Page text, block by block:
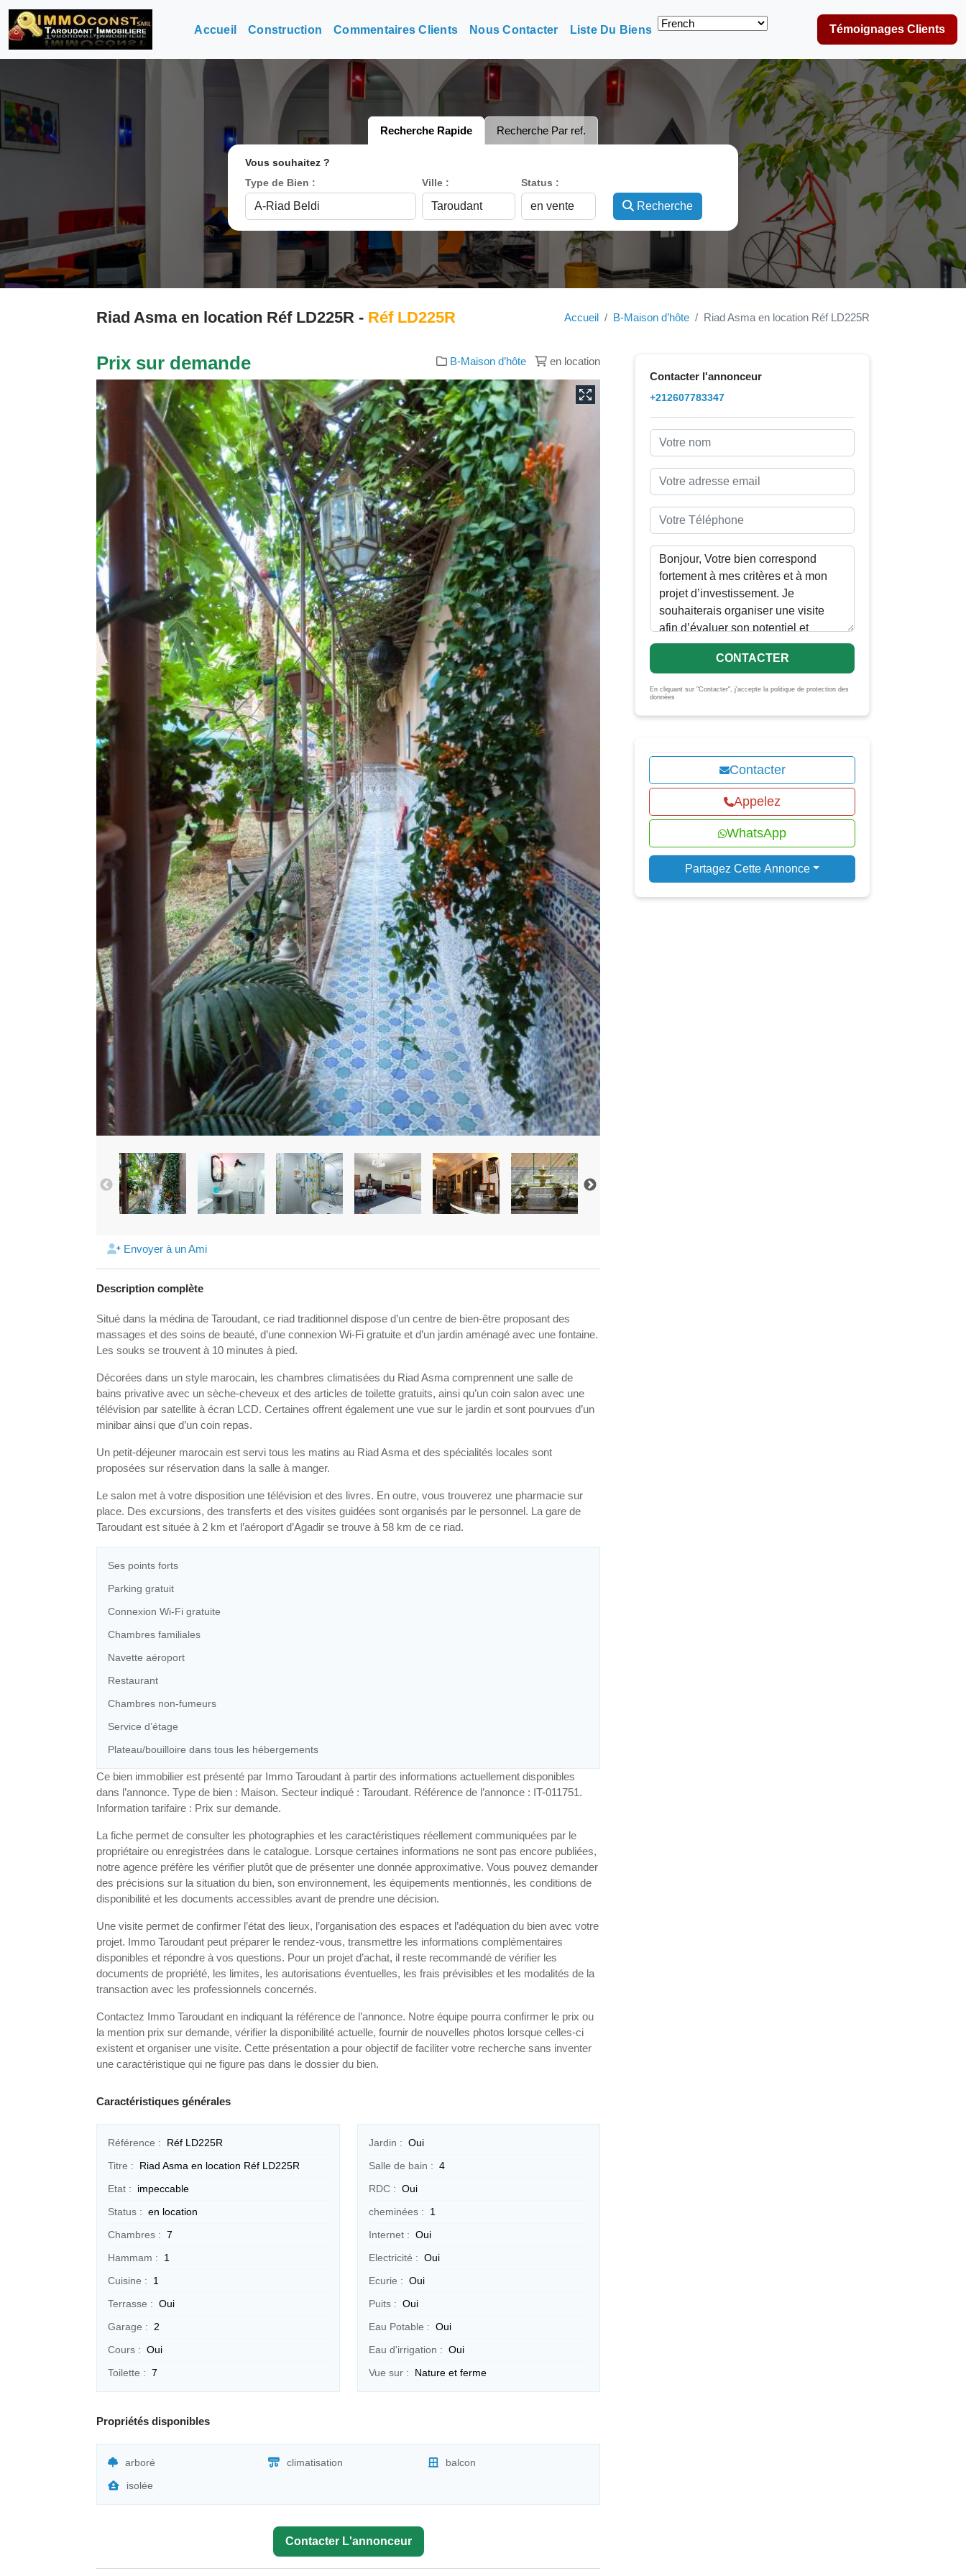
Accueil Construction Commentaires Clients Nous Contacter Liste Du Biens Témoignages Clients
Recherche Rapide Recherche Par ref.
Vous souhaitez ?
Type de Bien :
Ville : Status :
Recherche
Riad Asma en location Réf LD225R - Réf LD225R Accueil B-Maison d’hôte Riad Asma en location Réf LD225R
Prix sur demande B-Maison d’hôte en location
Envoyer à un Ami
Description complète
Situé dans la médina de Taroudant, ce riad traditionnel dispose d’un centre de bien-être proposant des
massages et des soins de beauté, d’une connexion Wi-Fi gratuite et d’un jardin aménagé avec une fontaine.
Les souks se trouvent à 10 minutes à pied.
Décorées dans un style marocain, les chambres climatisées du Riad Asma comprennent une salle de
bains privative avec un sèche-cheveux et des articles de toilette gratuits, ainsi qu’un coin salon avec une
télévision par satellite à écran LCD. Certaines offrent également une vue sur le jardin et sont pourvues d’un
minibar ainsi que d’un coin repas.
Un petit-déjeuner marocain est servi tous les matins au Riad Asma et des spécialités locales sont
proposées sur réservation dans la salle à manger.
Le salon met à votre disposition une télévision et des livres. En outre, vous trouverez une pharmacie sur
place. Des excursions, des transferts et des visites guidées sont organisés par le personnel. La gare de
Taroudant est située à 2 km et l’aéroport d’Agadir se trouve à 58 km de ce riad.
Ses points forts
Parking gratuit
Connexion Wi-Fi gratuite
Chambres familiales
Navette aéroport
Restaurant
Chambres non-fumeurs
Service d’étage
Plateau/bouilloire dans tous les hébergements
Ce bien immobilier est présenté par Immo Taroudant à partir des informations actuellement disponibles
dans l’annonce. Type de bien : Maison. Secteur indiqué : Taroudant. Référence de l’annonce : IT-011751.
Information tarifaire : Prix sur demande.
La fiche permet de consulter les photographies et les caractéristiques réellement communiquées par le
propriétaire ou enregistrées dans le catalogue. Lorsque certaines informations ne sont pas encore publiées,
notre agence préfère les vérifier plutôt que de présenter une donnée approximative. Vous pouvez demander
des précisions sur la situation du bien, son environnement, les équipements mentionnés, les conditions de
disponibilité et les documents accessibles avant de prendre une décision.
Une visite permet de confirmer l’état des lieux, l’organisation des espaces et l’adéquation du bien avec votre
projet. Immo Taroudant peut préparer le rendez-vous, transmettre les informations complémentaires
disponibles et répondre à vos questions. Pour un projet d’achat, il reste recommandé de vérifier les
documents de propriété, les limites, les autorisations éventuelles, les frais prévisibles et les modalités de la
transaction avec les professionnels concernés.
Contactez Immo Taroudant en indiquant la référence de l’annonce. Notre équipe pourra confirmer le prix ou
la mention prix sur demande, vérifier la disponibilité actuelle, fournir de nouvelles photos lorsque celles-ci
existent et organiser une visite. Cette présentation a pour objectif de faciliter votre recherche sans inventer
une caractéristique qui ne figure pas dans le dossier du bien.
Caractéristiques générales
Référence :
Réf LD225R
Titre :
Riad Asma en location Réf LD225R
Etat :
impeccable
Status : en location
Chambres : 7
Hammam :
1
Cuisine :
1
Terrasse : Oui
Garage :
2
Cours : Oui
Toilette : 7
Jardin : Oui
Salle de bain : 4
RDC : Oui
cheminées :
1
Internet : Oui
Electricité : Oui
Ecurie : Oui
Puits : Oui
Eau Potable : Oui
Eau d'irrigation : Oui
Vue sur :
Nature et ferme
Propriétés disponibles
arboré climatisation
balcon
isolée
Contacter L'annonceur
Contacter l'annonceur
+212607783347
CONTACTER
En cliquant sur "Contacter", j'accepte la politique de protection des
données
Contacter
Appelez
WhatsApp
Partagez Cette Annonce